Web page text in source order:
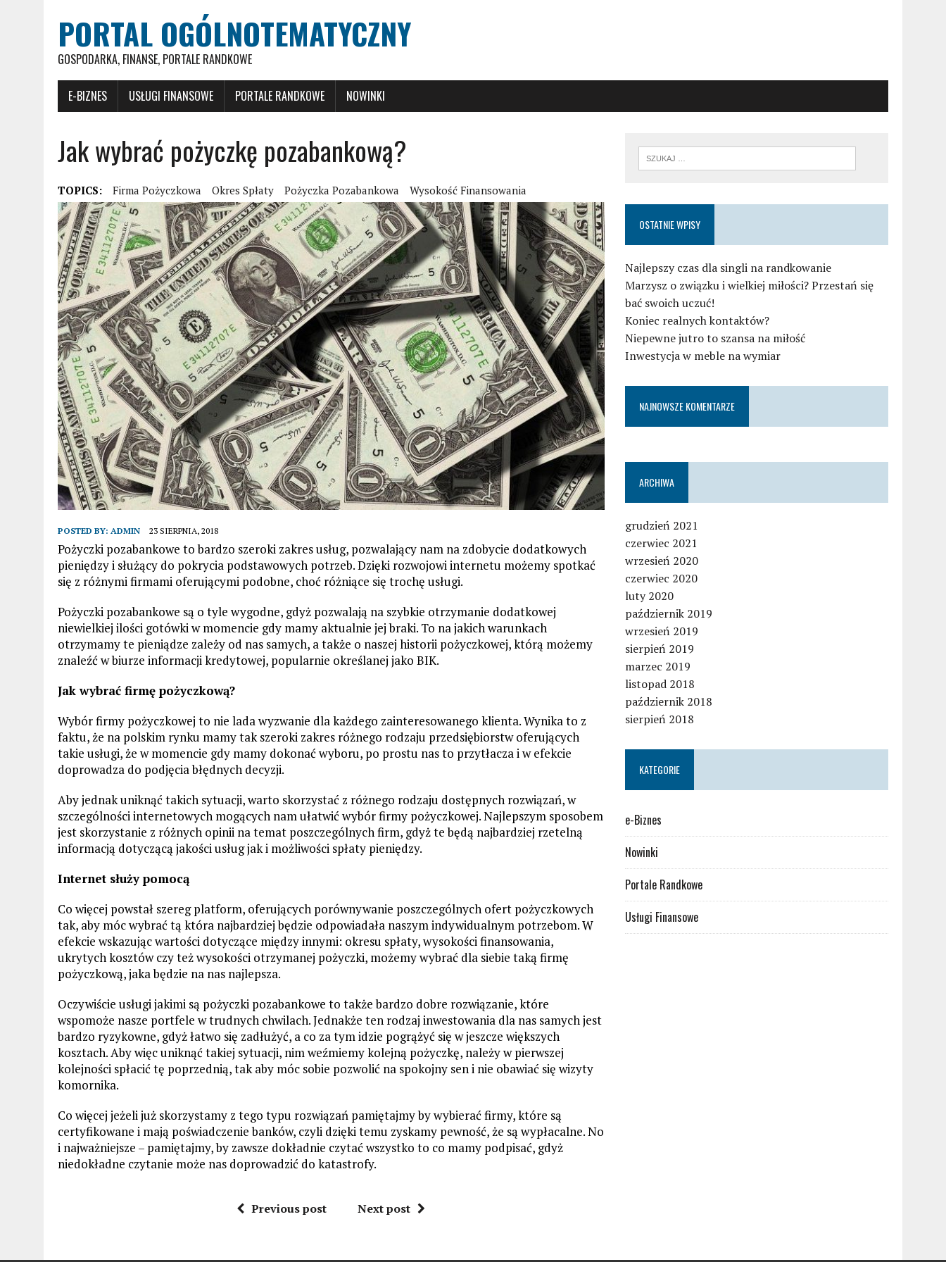
PORTAL OGÓLNOTEMATYCZNY
GOSPODARKA, FINANSE, PORTALE RANDKOWE
E-BIZNES USŁUGI FINANSOWE PORTALE RANDKOWE NOWINKI
Jak wybrać pożyczkę pozabankową?
TOPICS: Firma Pożyczkowa Okres Spłaty Pożyczka Pozabankowa Wysokość Finansowania
POSTED BY: ADMIN 23 SIERPNIA, 2018
Pożyczki pozabankowe to bardzo szeroki zakres usług, pozwalający nam na zdobycie dodatkowych
pieniędzy i służący do pokrycia podstawowych potrzeb. Dzięki rozwojowi internetu możemy spotkać
się z różnymi firmami oferującymi podobne, choć różniące się trochę usługi.
Pożyczki pozabankowe są o tyle wygodne, gdyż pozwalają na szybkie otrzymanie dodatkowej
niewielkiej ilości gotówki w momencie gdy mamy aktualnie jej braki. To na jakich warunkach
otrzymamy te pieniądze zależy od nas samych, a także o naszej historii pożyczkowej, którą możemy
znaleźć w biurze informacji kredytowej, popularnie określanej jako BIK.
Jak wybrać firmę pożyczkową?
Wybór firmy pożyczkowej to nie lada wyzwanie dla każdego zainteresowanego klienta. Wynika to z
faktu, że na polskim rynku mamy tak szeroki zakres różnego rodzaju przedsiębiorstw oferujących
takie usługi, że w momencie gdy mamy dokonać wyboru, po prostu nas to przytłacza i w efekcie
doprowadza do podjęcia błędnych decyzji.
Aby jednak uniknąć takich sytuacji, warto skorzystać z różnego rodzaju dostępnych rozwiązań, w
szczególności internetowych mogących nam ułatwić wybór firmy pożyczkowej. Najlepszym sposobem
jest skorzystanie z różnych opinii na temat poszczególnych firm, gdyż te będą najbardziej rzetelną
informacją dotyczącą jakości usług jak i możliwości spłaty pieniędzy.
Internet służy pomocą
Co więcej powstał szereg platform, oferujących porównywanie poszczególnych ofert pożyczkowych
tak, aby móc wybrać tą która najbardziej będzie odpowiadała naszym indywidualnym potrzebom. W
efekcie wskazując wartości dotyczące między innymi: okresu spłaty, wysokości finansowania,
ukrytych kosztów czy też wysokości otrzymanej pożyczki, możemy wybrać dla siebie taką firmę
pożyczkową, jaka będzie na nas najlepsza.
Oczywiście usługi jakimi są pożyczki pozabankowe to także bardzo dobre rozwiązanie, które
wspomoże nasze portfele w trudnych chwilach. Jednakże ten rodzaj inwestowania dla nas samych jest
bardzo ryzykowne, gdyż łatwo się zadłużyć, a co za tym idzie pogrążyć się w jeszcze większych
kosztach. Aby więc uniknąć takiej sytuacji, nim weźmiemy kolejną pożyczkę, należy w pierwszej
kolejności spłacić tę poprzednią, tak aby móc sobie pozwolić na spokojny sen i nie obawiać się wizyty
komornika.
Co więcej jeżeli już skorzystamy z tego typu rozwiązań pamiętajmy by wybierać firmy, które są
certyfikowane i mają poświadczenie banków, czyli dzięki temu zyskamy pewność, że są wypłacalne. No
i najważniejsze – pamiętajmy, by zawsze dokładnie czytać wszystko to co mamy podpisać, gdyż
niedokładne czytanie może nas doprowadzić do katastrofy.
Previous post Next post
OSTATNIE WPISY
Najlepszy czas dla singli na randkowanie
Marzysz o związku i wielkiej miłości? Przestań się
bać swoich uczuć!
Koniec realnych kontaktów?
Niepewne jutro to szansa na miłość
Inwestycja w meble na wymiar
NAJNOWSZE KOMENTARZE
ARCHIWA
grudzień 2021
czerwiec 2021
wrzesień 2020
czerwiec 2020
luty 2020
październik 2019
wrzesień 2019
sierpień 2019
marzec 2019
listopad 2018
październik 2018
sierpień 2018
KATEGORIE
e-Biznes
Nowinki
Portale Randkowe
Usługi Finansowe